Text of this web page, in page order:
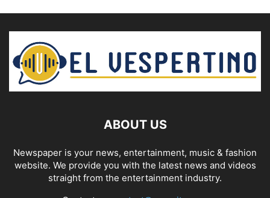
ABOUT US
Newspaper is your news, entertainment, music & fashion
website. We provide you with the latest news and videos
straight from the entertainment industry.